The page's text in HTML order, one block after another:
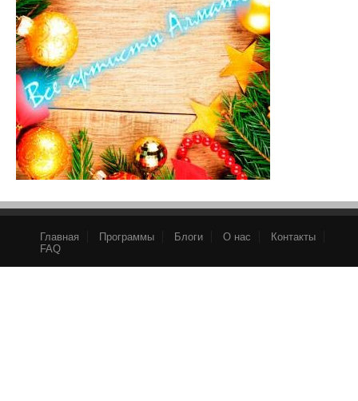
Главная Программы Блоги О нас
Контакты
FAQ